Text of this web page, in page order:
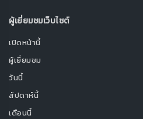
ผู้เยี่ยมชมเว็บไซต์
เปิดหน้านี้
ผู้เยี่ยมชม
วันนี้
สัปดาห์นี้
เดือนนี้